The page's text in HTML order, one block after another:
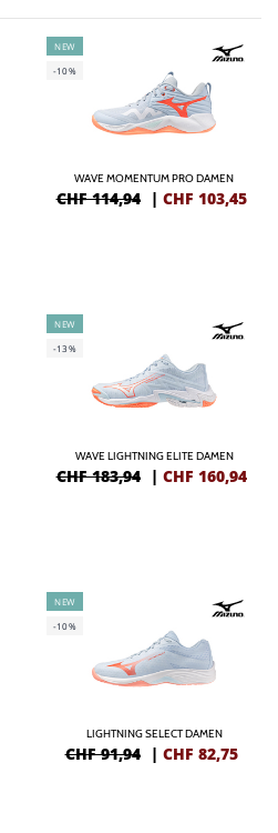
NEW
-10%
WAVE MOMENTUM PRO DAMEN
CHF 114,94 | CHF 103,45
NEW
-13%
WAVE LIGHTNING ELITE DAMEN
CHF 183,94 | CHF 160,94
NEW
-10%
LIGHTNING SELECT DAMEN
CHF 91,94 | CHF 82,75